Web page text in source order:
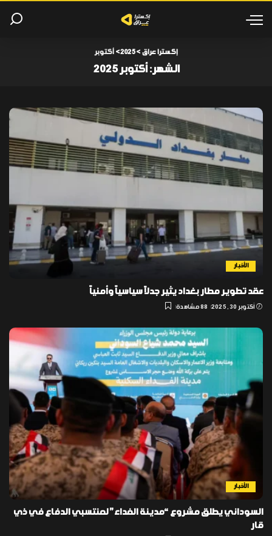
إكسترا عراق >
2025
> أكتوبر
الشهر:أكتوبر 2025
الأخبار
عقد تطوير مطار بغداد يثير جدلاً سياسياً وأمنياً
أكتوبر 30, 2025 88 مشاهدة
الأخبار
السوداني يطلق مشروع “مدينة الفداء” لمنتسبي الدفاع في ذي
قار